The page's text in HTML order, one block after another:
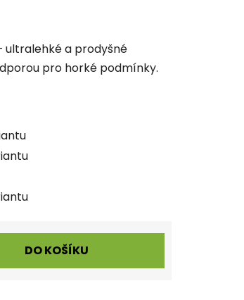
ultralehké a prodyšné
pro horké podmínky.
DO KOŠÍKU